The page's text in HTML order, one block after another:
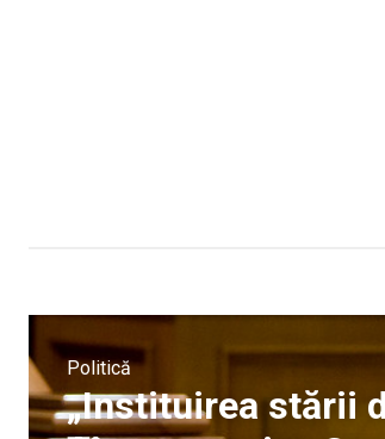
Politică
„Instituirea stării